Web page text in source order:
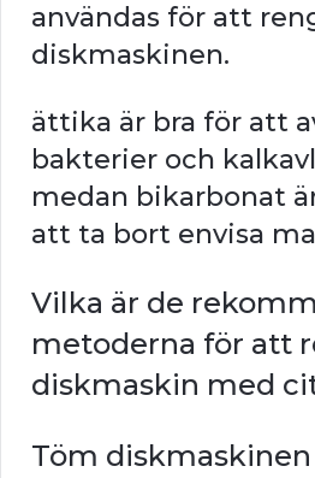
användas för att
diskmaskinen.
ättika är bra för att
bakterier och
medan bikarbonat
att ta bort envisa
Vilka är de
metoderna för att
diskmaskin med
Töm